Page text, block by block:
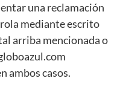
una reclamación
mediante escrito
arriba mencionada o
ambos casos.